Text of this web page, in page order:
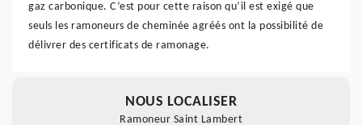
gaz carbonique. C’est pour cette raison qu’il est exigé que
seuls les ramoneurs de cheminée agréés ont la possibilité de
délivrer des certificats de ramonage.
NOUS LOCALISER
Ramoneur Saint Lambert